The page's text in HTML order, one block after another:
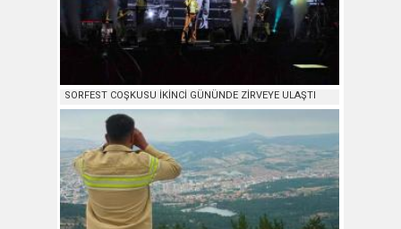
SORFEST COŞKUSU İKİNCİ GÜNÜNDE ZİRVEYE ULAŞTI